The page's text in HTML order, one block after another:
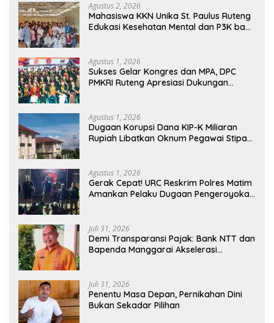
Agustus 2, 2026
Mahasiswa KKN Unika St. Paulus Ruteng
Edukasi Kesehatan Mental dan P3K bagi
Agustus 1, 2026
Sukses Gelar Kongres dan MPA, DPC
PMKRI Ruteng Apresiasi Dukungan
Agustus 1, 2026
Dugaan Korupsi Dana KIP-K Miliaran
Rupiah Libatkan Oknum Pegawai Stipas
Agustus 1, 2026
Gerak Cepat! URC Reskrim Polres Matim
Amankan Pelaku Dugaan Pengeroyokan
Juli 31, 2026
​Demi Transparansi Pajak: Bank NTT dan
Bapenda Manggarai Akselerasi
Juli 31, 2026
Penentu Masa Depan, Pernikahan Dini
Bukan Sekadar Pilihan